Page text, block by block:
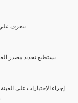
(5) يتعرف
(6) يستطيع تحديد مصدر